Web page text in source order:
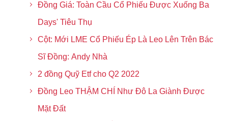
Đồng Giá: Toàn Cầu Cổ Phiếu Được Xuống Ba
Days' Tiêu Thụ
Cột: Mới LME Cổ Phiếu Ép Là Leo Lên Trên Bác
Sĩ Đồng: Andy Nhà
2 đồng Quỹ Etf cho Q2 2022
Đồng Leo THẬM CHÍ Như Đô La Giành Được
Mặt Đất